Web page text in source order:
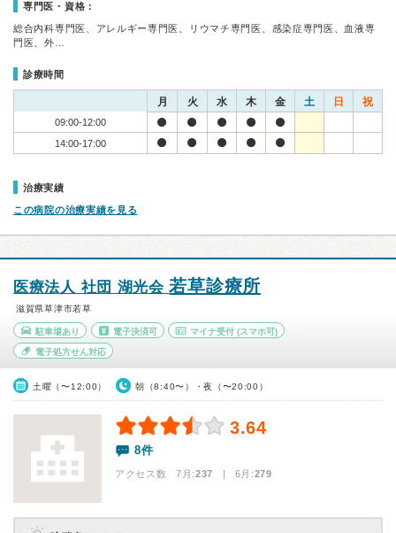
専門医・資格：
総合内科専門医、アレルギー専門医、リウマチ専門医、感染症専門医、血液専
門医、外…
診療時間
月 火 水 木 金 土 日 祝
09:00-12:00
14:00-17:00
治療実績
この病院の治療実績を見る
医療法人 社団 湖光会若草診療所
滋賀県草津市若草
駐車場あり 電子決済可 マイナ受付 (スマホ可)
電子処方せん対応
土曜（〜12:00） 朝（8:40〜）・夜（〜20:00）
3.64
8件
アクセス数 7月:237 | 6月:279